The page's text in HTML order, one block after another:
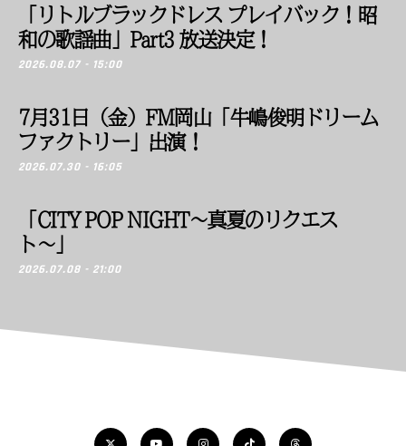
「リトルブラックドレス プレイバック！昭
和の歌謡曲」Part3 放送決定！
2026.08.07 - 15:00
7月31日（金）FM岡山「牛嶋俊明ドリーム
ファクトリー」出演！
2026.07.30 - 16:05
「CITY POP NIGHT〜真夏のリクエス
ト〜」
2026.07.08 - 21:00